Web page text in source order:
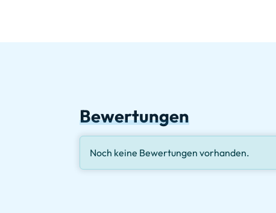
Bewertungen
Noch keine Bewertungen vorhanden.